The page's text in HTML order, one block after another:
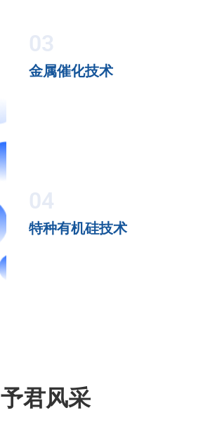
03
金属催化技术
04
特种有机硅技术
予君风采